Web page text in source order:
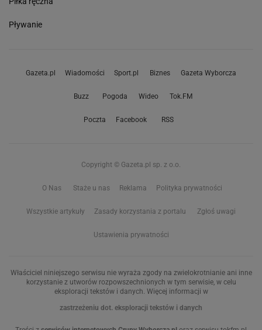
Pływanie
Gazeta.pl Wiadomości Sport.pl Biznes Gazeta Wyborcza
Buzz Pogoda Wideo Tok.FM
Poczta Facebook RSS
Copyright © Gazeta.pl sp. z o.o.
O Nas Staże u nas Reklama Polityka prywatności
Wszystkie artykuły Zasady korzystania z portalu Zgłoś uwagi
Ustawienia prywatności
Właściciel niniejszego serwisu nie wyraża zgody na zwielokrotnianie ani inne
korzystanie z utworów rozpowszechnionych w tym serwisie, w celu
eksploracji tekstów i danych. Więcej informacji w
zastrzeżeniu dot. eksploracji tekstów i danych